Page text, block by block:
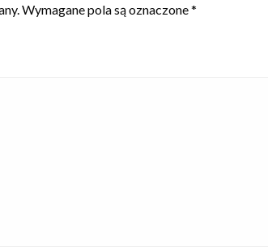
Wymagane pola są oznaczone*